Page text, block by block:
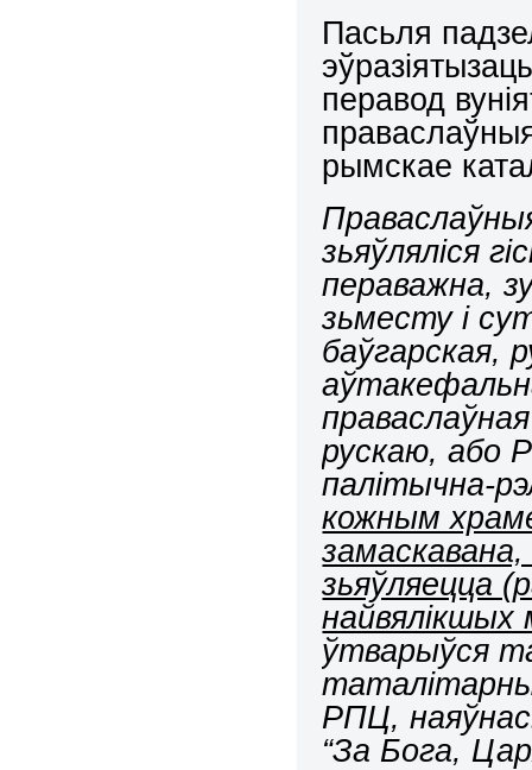
Пасьля
перавод
рымскае
зьяўляліся
пераважна,
зьместу і
баўгарская,
рускаю, або
палітычна-
кожным
зьяўляецца
ўтварыўся
РПЦ,
“За Бога,